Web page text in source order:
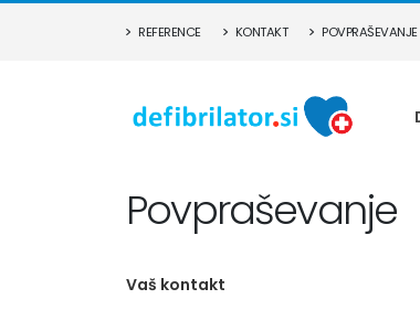
REFERENCE KONTAKT POVPRAŠEVANJE
Povpraševanje